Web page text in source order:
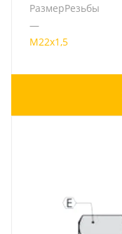
РазмерРезьбы
—
М22х1,5